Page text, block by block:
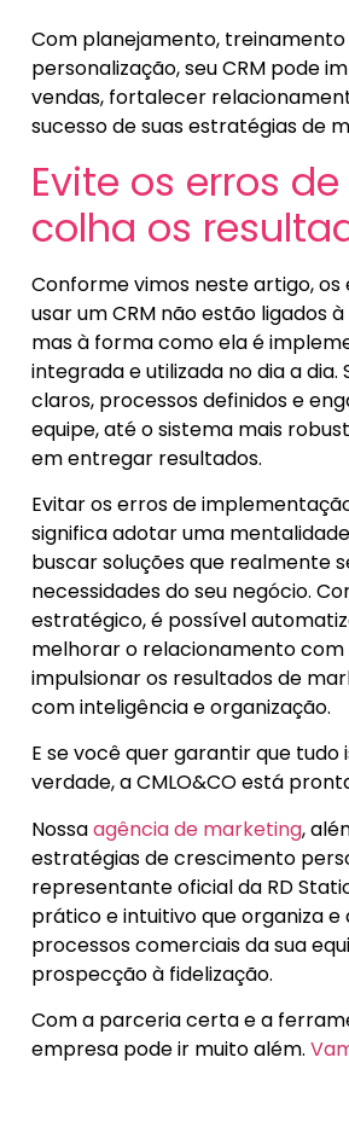
Com planejamento, treinamento
personalização, seu CRM pode
vendas, fortalecer
sucesso de suas estratégias de
Evite os erros de
colha os
Conforme vimos neste artigo, os
usar um CRM não estão ligados
mas à forma como ela é
integrada e utilizada no dia a dia.
claros, processos definidos e
equipe, até o sistema mais
em entregar resultados.
Evitar os erros de
significa adotar uma
buscar soluções que realmente
necessidades do seu negócio.
estratégico, é possível
melhorar o relacionamento com
impulsionar os resultados de
com inteligência e organização.
E se você quer garantir que tudo
verdade, a CMLO&CO está
Nossaagência de marketing,
estratégias de crescimento
representante oficial da RD
prático e intuitivo que organiza
processos comerciais da sua
prospecção à fidelização.
Com a parceria certa e a
empresa pode ir muito além.